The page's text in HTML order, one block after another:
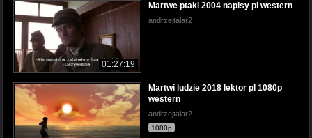
01:27:19
Martwe ptaki 2004 napisy pl western
andrzejtalar2
Martwi ludzie 2018 lektor pl 1080p
western
andrzejtalar2
1080p